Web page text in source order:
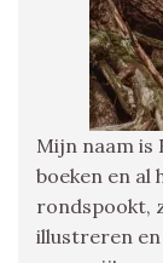
Mijn naam is
boeken en al
rondspookt,
illustreren en